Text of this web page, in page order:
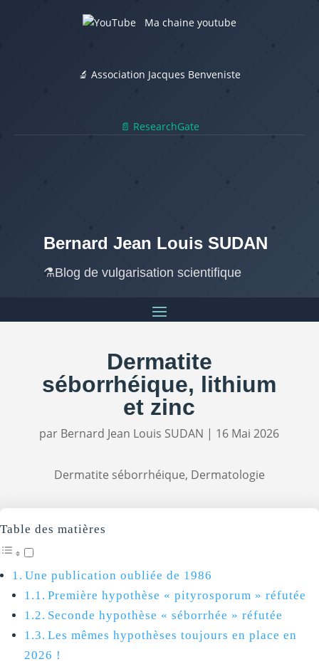
Ma chaine youtube
🔬 Association Jacques Benveniste
📄 ResearchGate
Bernard Jean Louis SUDAN
⚗️Blog de vulgarisation scientifique
Dermatite
séborrhéique, lithium
et zinc
par Bernard Jean Louis SUDAN | 16 Mai 2026
Dermatite séborrhéique, Dermatologie
Table des matières
Une publication oubliée de 1986
Première hypothèse « pityrosporum » réfutée
Seconde hypothèse « séborrhée » réfutée
Les mêmes hypothèses toujours en place en
2026 !